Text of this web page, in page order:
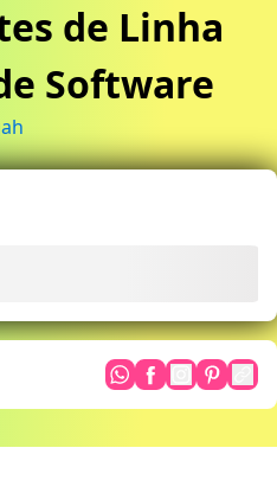
de Linha
Software